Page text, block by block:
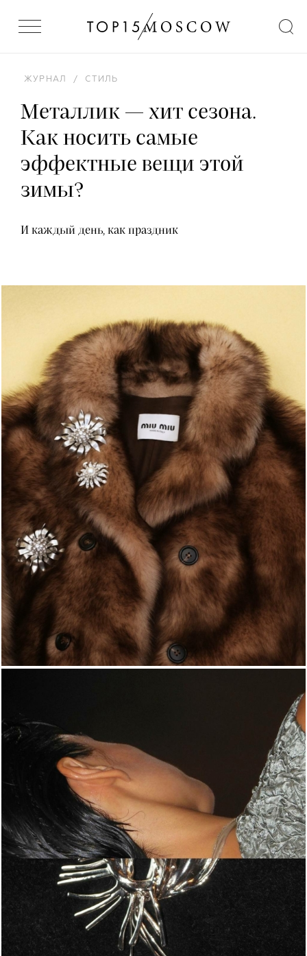
ЖУРНАЛ / СТИЛЬ
Металлик — хит сезона.
Как носить самые
эффектные вещи этой
зимы?
И каждый день, как праздник